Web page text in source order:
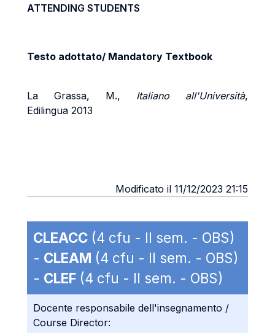
ATTENDING STUDENTS
Testo adottato/ Mandatory Textbook
La Grassa, M., Italiano all'Università,
Edilingua 2013
Modificato il 11/12/2023 21:15
CLEACC (4 cfu - II sem. - OBS)
- CLEAM (4 cfu - II sem. - OBS)
- CLEF (4 cfu - II sem. - OBS)
Docente responsabile dell'insegnamento /
Course Director: